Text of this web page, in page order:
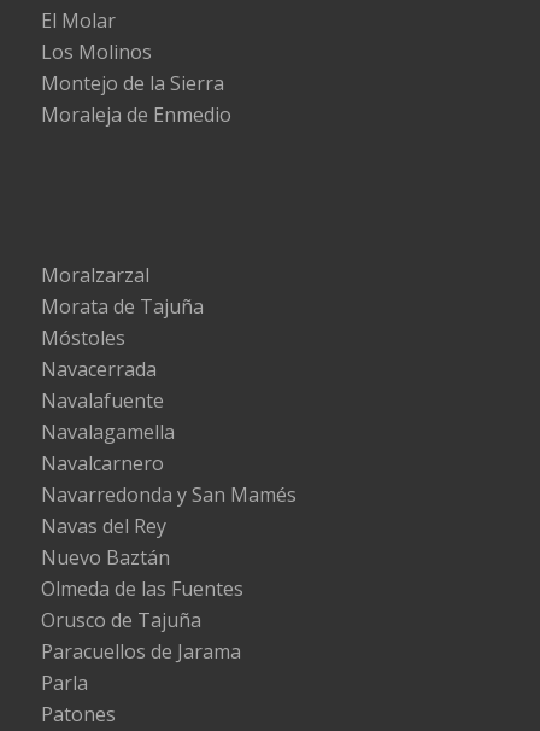
El Molar
Los Molinos
Montejo de la Sierra
Moraleja de Enmedio
Moralzarzal
Morata de Tajuña
Móstoles
Navacerrada
Navalafuente
Navalagamella
Navalcarnero
Navarredonda y San Mamés
Navas del Rey
Nuevo Baztán
Olmeda de las Fuentes
Orusco de Tajuña
Paracuellos de Jarama
Parla
Patones